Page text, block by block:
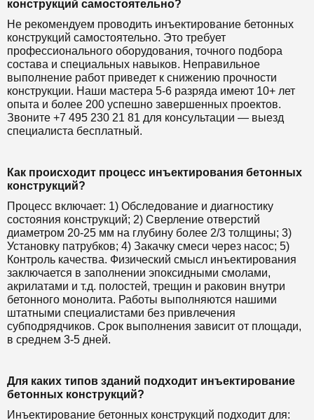
конструкций самостоятельно?
Не рекомендуем проводить инъектирование бетонных
конструкций самостоятельно. Это требует
профессионального оборудования, точного подбора
состава и специальных навыков. Неправильное
выполнение работ приведет к снижению прочности
конструкции. Наши мастера 5-6 разряда имеют 10+ лет
опыта и более 200 успешно завершенных проектов.
Звоните +7 495 230 21 81 для консультации — выезд
специалиста бесплатный.
Как происходит процесс инъектирования бетонных
конструкций?
Процесс включает: 1) Обследование и диагностику
состояния конструкций; 2) Сверление отверстий
диаметром 20-25 мм на глубину более 2/3 толщины; 3)
Установку патрубков; 4) Закачку смеси через насос; 5)
Контроль качества. Физический смысл инъектирования
заключается в заполнении эпоксидными смолами,
акрилатами и т.д. полостей, трещин и раковин внутри
бетонного монолита. Работы выполняются нашими
штатными специалистами без привлечения
субподрядчиков. Срок выполнения зависит от площади,
в среднем 3-5 дней.
Для каких типов зданий подходит инъектирование
бетонных конструкций?
Инъектирование бетонных конструкций подходит для: